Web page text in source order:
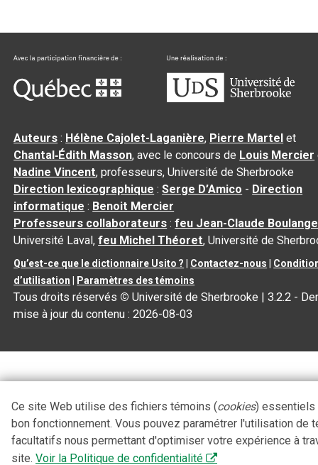
Auteurs : Hélène Cajolet-Laganière, Pierre Martel et
Chantal‑Édith Masson, avec le concours de Louis Mercier
Nadine Vincent, professeurs, Université de Sherbrooke
Direction lexicographique :Serge D’Amico - Direction
informatique : Benoit Mercier
Professeurs collaborateurs :feu Jean-Claude
Université Laval,feu Michel Théoret, Université de
Qu’est-ce que le dictionnaire Usito ? Contactez-nous
d’utilisation
Paramètres des témoins
Tous droits réservés © Université de Sherbrooke |3.2.2 -
mise à jour du contenu :2026-08-03
Ce site Web utilise des fichiers témoins (cookies) essentiels
bon fonctionnement. Vous pouvez paramétrer l'utilisation de
facultatifs nous permettant d'optimiser votre expérience à
site. Voir la Politique de confidentialité